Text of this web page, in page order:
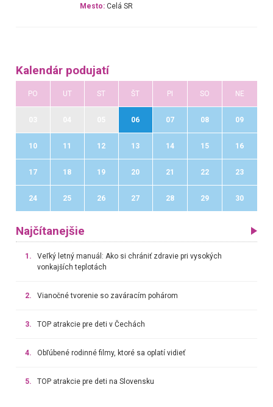
Mesto: Celá SR
Kalendár podujatí
PO UT ST ŠT PI SO NE
06 07 08 09
10 11 12 13 14 15 16
17 18 19 20 21 22 23
24 25 26 27 28 29 30
Najčítanejšie
1.
Veľký letný manuál: Ako si chrániť zdravie pri vysokých
vonkajších teplotách
2. Vianočné tvorenie so zaváracím pohárom
3. TOP atrakcie pre deti v Čechách
4. Obľúbené rodinné filmy, ktoré sa oplatí vidieť
5. TOP atrakcie pre deti na Slovensku